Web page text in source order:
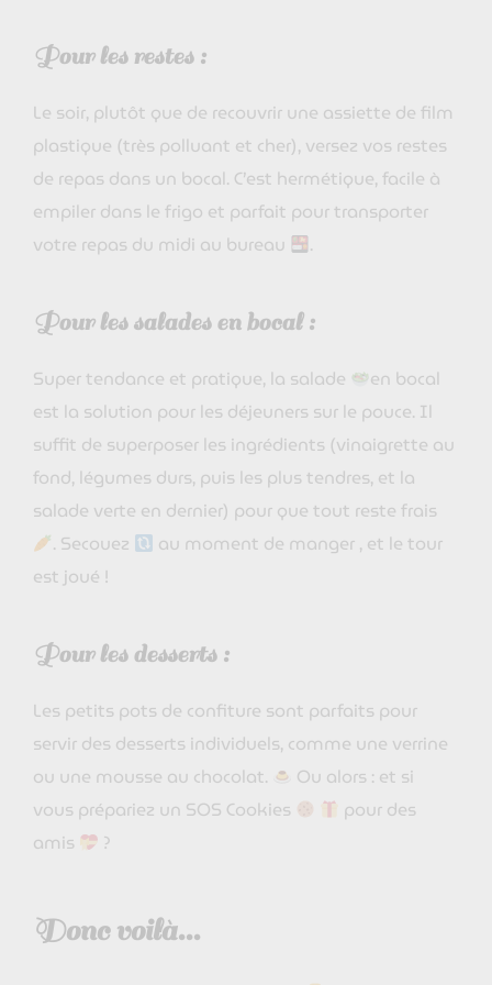
Pour les restes :
Le soir, plutôt que de recouvrir une assiette de film
plastique (très polluant et cher), versez vos restes
de repas dans un bocal. C’est hermétique, facile à
empiler dans le frigo et parfait pour transporter
votre repas du midi au bureau
.
Pour les salades en bocal :
Super tendance et pratique, la salade
en bocal
est la solution pour les déjeuners sur le pouce. Il
suffit de superposer les ingrédients (vinaigrette au
fond, légumes durs, puis les plus tendres, et la
salade verte en dernier) pour que tout reste frais
. Secouez
au moment de manger , et le tour
est joué !
Pour les desserts :
Les petits pots de confiture sont parfaits pour
servir des desserts individuels, comme une verrine
ou une mousse au chocolat.
Ou alors : et si
vous prépariez un SOS Cookies
pour des
amis
?
Donc voilà…